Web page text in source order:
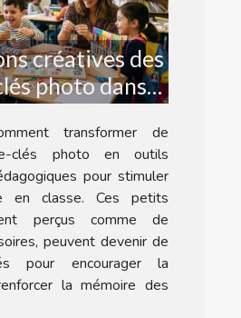
créatives des
photo dans
transformer de
clés photo en outils
pour stimuler
en classe. Ces petits
perçus comme de
peuvent devenir de
pour encourager la
la mémoire des